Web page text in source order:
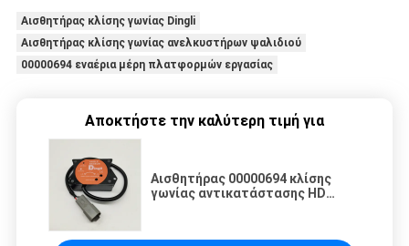
Αισθητήρας κλίσης γωνίας Dingli
Αισθητήρας κλίσης γωνίας ανελκυστήρων ψαλιδιού
00000694 εναέρια μέρη πλατφορμών εργασίας
Αποκτήστε την καλύτερη τιμή για
Αισθητήρας 00000694 κλίσης
γωνίας αντικατάστασης HD